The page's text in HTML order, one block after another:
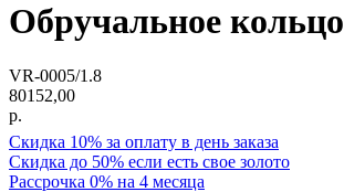
Обручальное кольцо
VR-0005/1.8
80152,00
р.
Скидка 10% за оплату в день заказа
Скидка до 50% если есть свое золото
Рассрочка 0% на 4 месяца